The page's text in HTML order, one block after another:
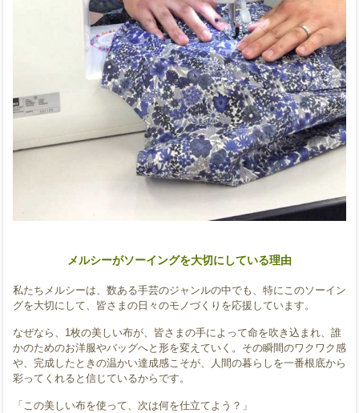
メルシーがソーイングを大切にしている理由
私たちメルシーは、数ある手芸のジャンルの中でも、特にこのソーイン
グを大切にして、皆さまの日々のモノづくりを応援しています。
なぜなら、1枚の美しい布が、皆さまの手によって命を吹き込まれ、誰
かのためのお洋服やバッグへと形を変えていく。その瞬間のワクワク感
や、完成したときの温かい達成感こそが、人間の暮らしを一番根底から
彩ってくれると信じているからです。
「この美しい布を使って、次は何を仕立てよう？」